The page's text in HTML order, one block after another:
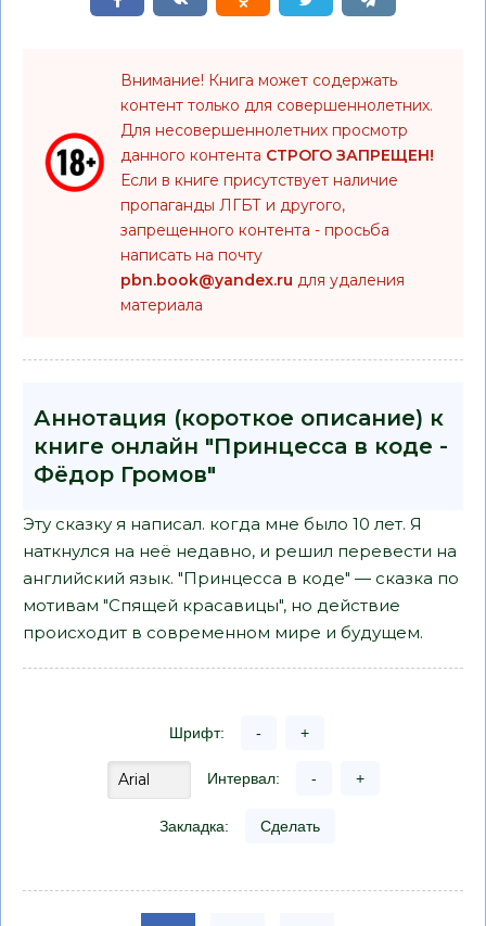
Внимание! Книга может содержать
контент только для совершеннолетних.
Для несовершеннолетних просмотр
данного контента СТРОГО ЗАПРЕЩЕН!
Если в книге присутствует наличие
пропаганды ЛГБТ и другого,
запрещенного контента - просьба
написать на почту
pbn.book@yandex.ru для удаления
материала
Аннотация (короткое описание) к
книге онлайн "Принцесса в коде -
Фёдор Громов"
Эту сказку я написал. когда мне было 10 лет. Я
наткнулся на неё недавно, и решил перевести на
английский язык. "Принцесса в коде" — сказка по
мотивам "Спящей красавицы", но действие
происходит в современном мире и будущем.
Шрифт: - +
Интервал: - +
Закладка: Сделать